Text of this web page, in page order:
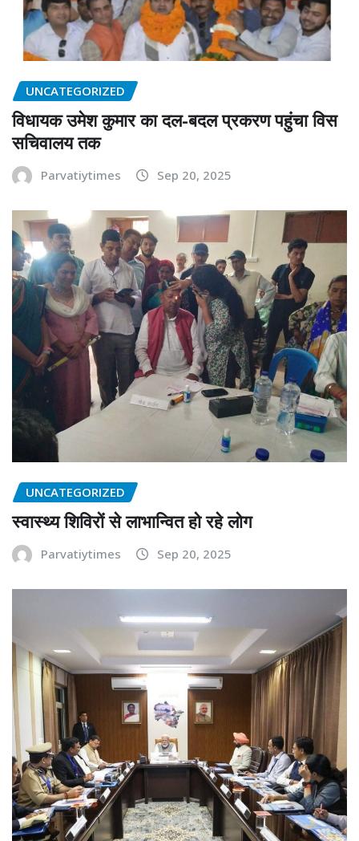
UNCATEGORIZED
विधायक उमेश कुमार का दल-बदल प्रकरण पहुंचा विस
सचिवालय तक
Parvatiytimes Sep 20, 2025
UNCATEGORIZED
स्वास्थ्य शिविरों से लाभान्वित हो रहे लोग
Parvatiytimes Sep 20, 2025